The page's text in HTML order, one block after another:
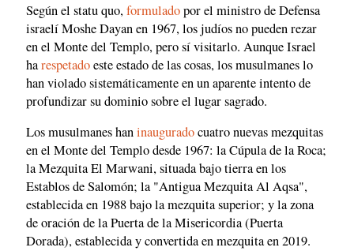
Según el statu quo,formuladopor el ministro de Defensa
israelí Moshe Dayan en 1967, los judíos no pueden rezar
en el Monte del Templo, pero sí visitarlo. Aunque Israel
harespetadoeste estado de las cosas, los musulmanes lo
han violado sistemáticamente en un aparente intento de
profundizar su dominio sobre el lugar sagrado.
Los musulmanes haninauguradocuatro nuevas mezquitas
en el Monte del Templo desde 1967: la Cúpula de la Roca;
la Mezquita El Marwani, situada bajo tierra en los
Establos de Salomón; la "Antigua Mezquita Al Aqsa",
establecida en 1988 bajo la mezquita superior; y la zona
de oración de la Puerta de la Misericordia (Puerta
Dorada), establecida y convertida en mezquita en 2019.